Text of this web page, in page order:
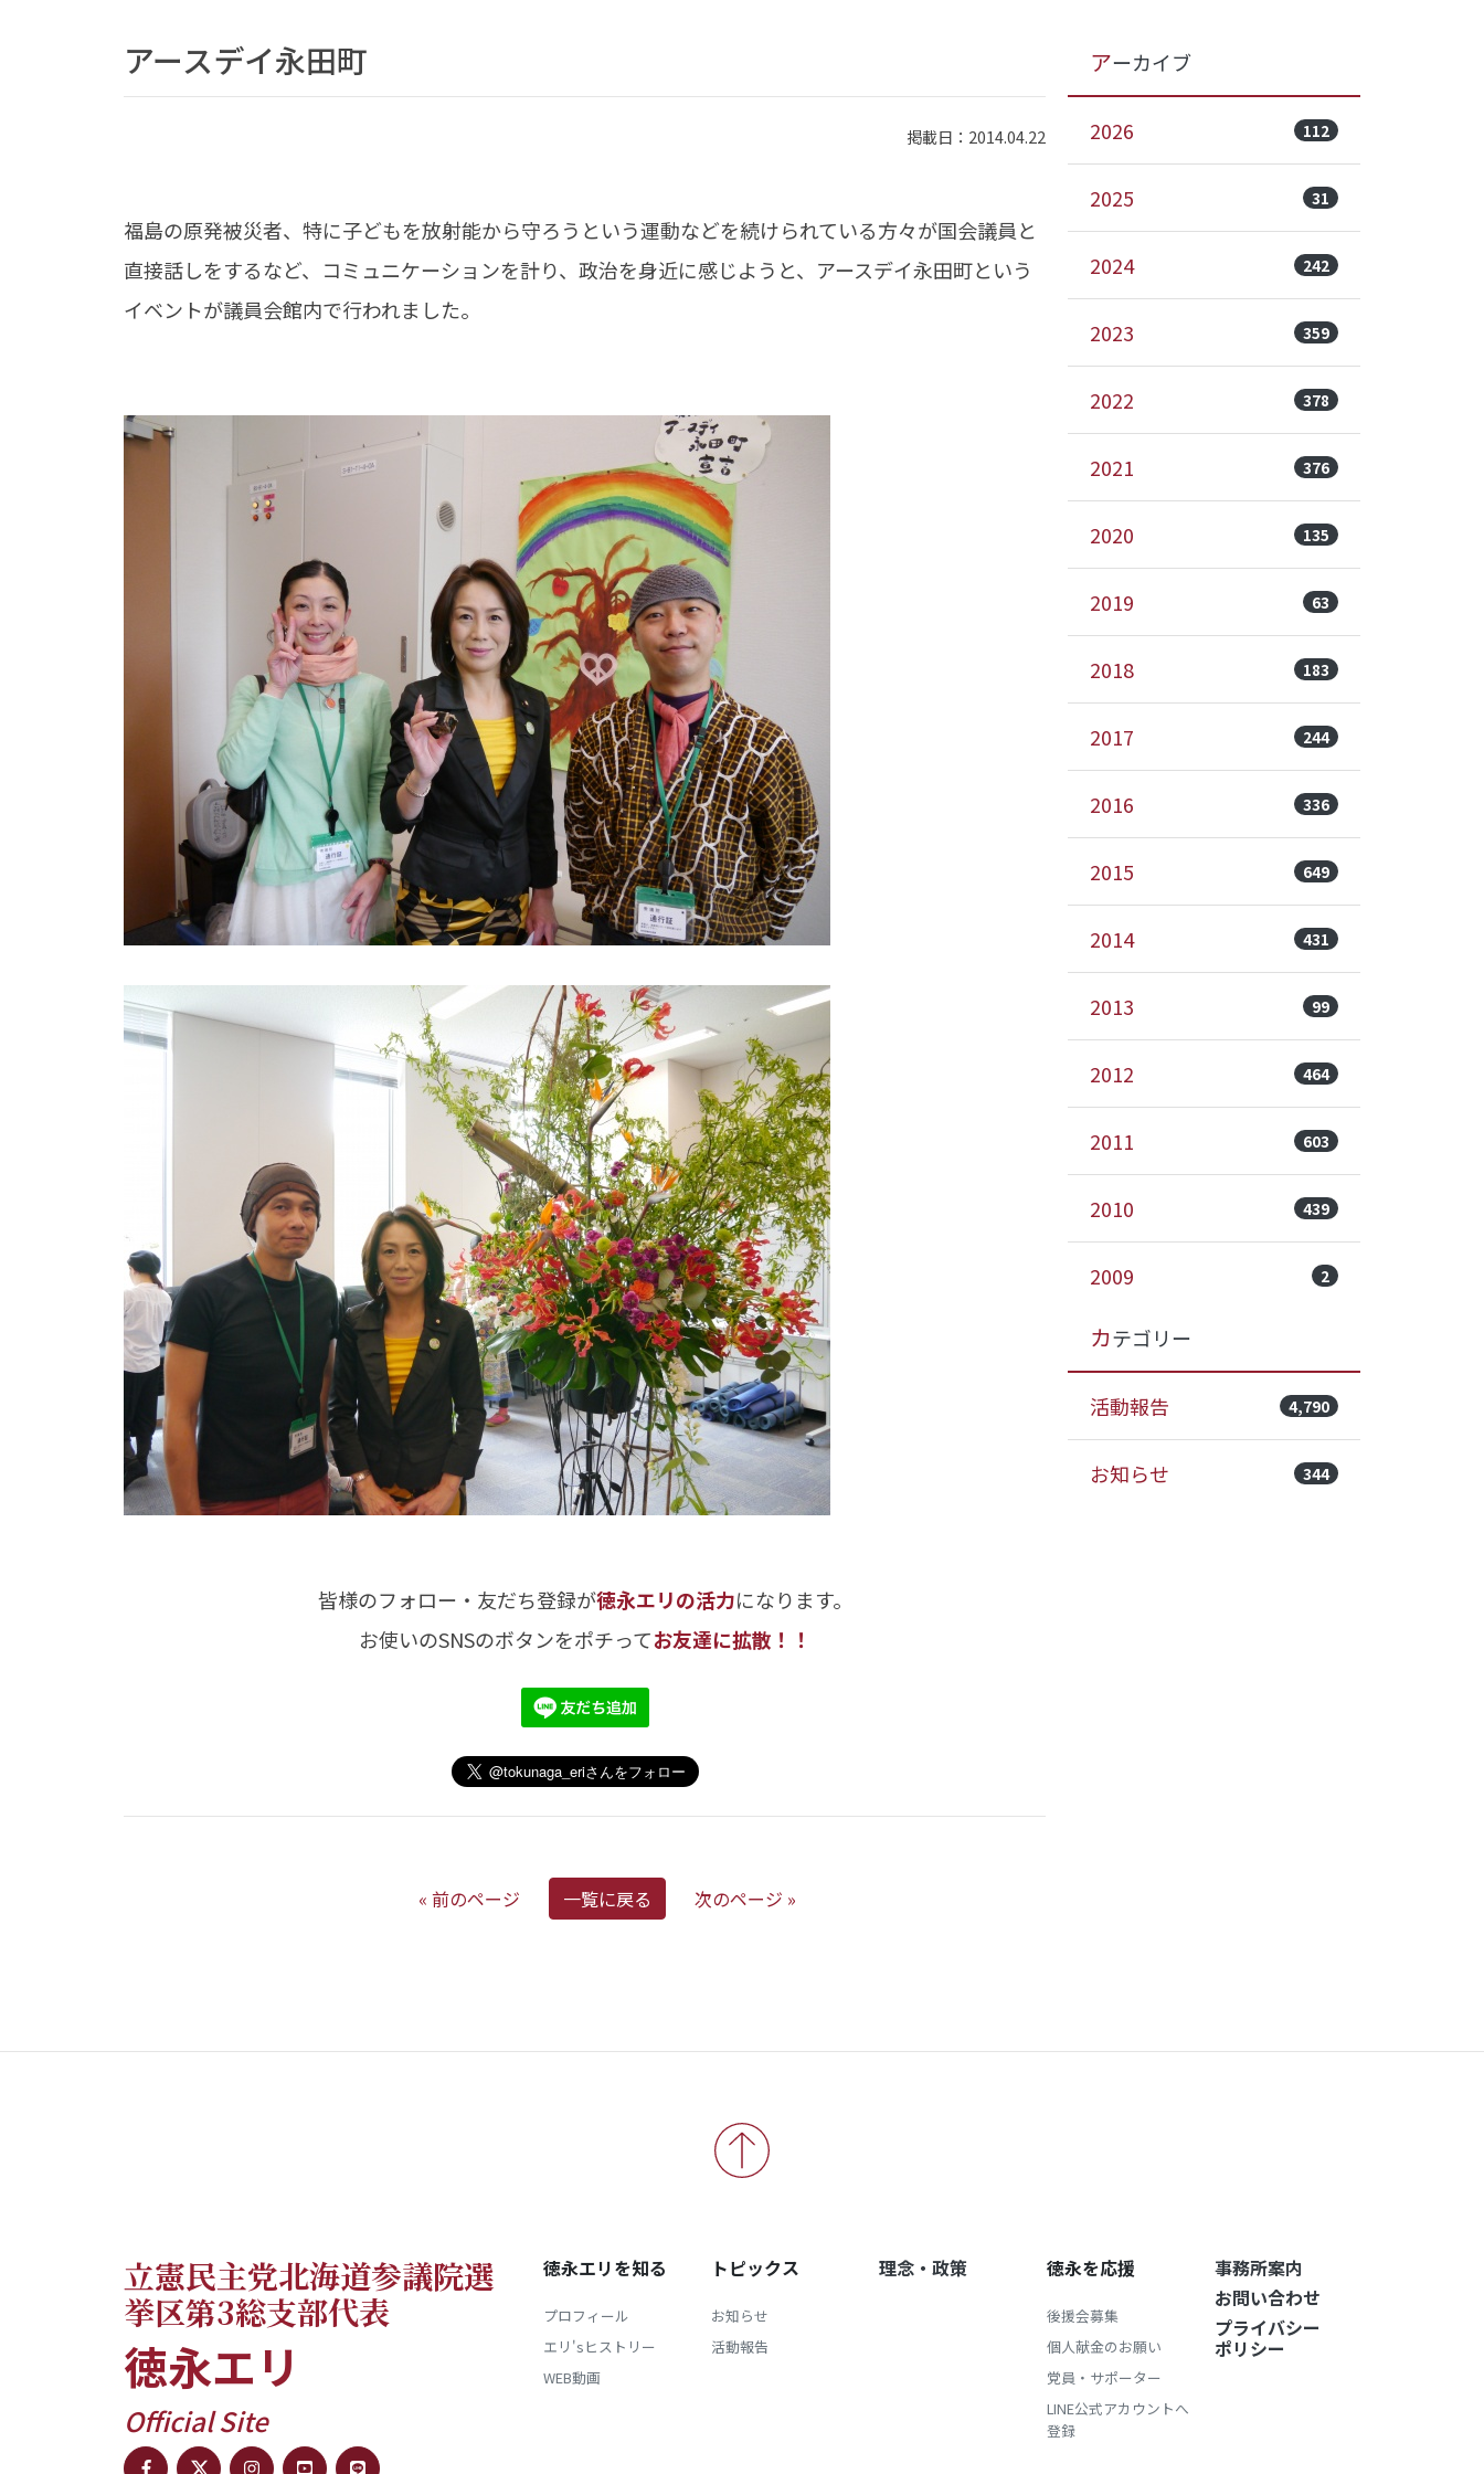
アースデイ永田町
掲載日：2014.04.22
福島の原発被災者、特に子どもを放射能から守ろうという運動などを続けられている方々が国会議員と
直接話しをするなど、コミュニケーションを計り、政治を身近に感じようと、アースデイ永田町という
イベントが議員会館内で行われました。
皆様のフォロー・友だち登録が徳永エリの活力になります。
お使いのSNSのボタンをポチってお友達に拡散！！
« 前のページ 一覧に戻る 次のページ »
アーカイブ
2026 112
2025 31
2024 242
2023 359
2022 378
2021 376
2020 135
2019 63
2018 183
2017 244
2016 336
2015 649
2014 431
2013 99
2012 464
2011 603
2010 439
2009 2
カテゴリー
活動報告 4,790
お知らせ 344
立憲民主党北海道参議院選
挙区第3総支部代表
徳永エリ
Official Site
徳永エリを知る
プロフィール
エリ'sヒストリー
WEB動画
トピックス
お知らせ
活動報告
理念・政策 徳永を応援
後援会募集
個人献金のお願い
党員・サポーター
LINE公式アカウントへ
登録
事務所案内
お問い合わせ
プライバシー
ポリシー